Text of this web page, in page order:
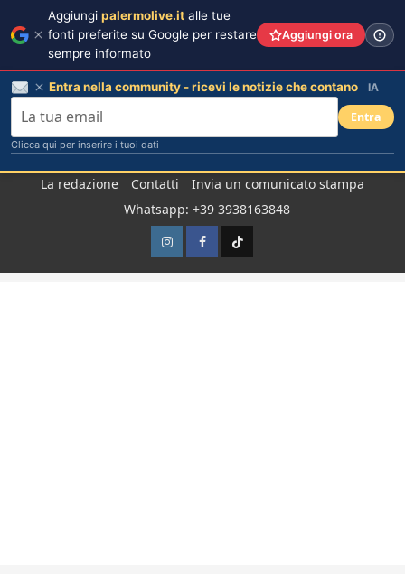
La redazione Contatti
Invia un comunicato stampa
Whatsapp: +39 3938163848
InstagramFacebook
TikTok
Aggiungi palermolive.it alle tue
fonti preferite su Google per restare
sempre informato
Aggiungi ora
Entra nella community - ricevi le notizie che contano IA
Entra
Clicca qui per inserire i tuoi dati